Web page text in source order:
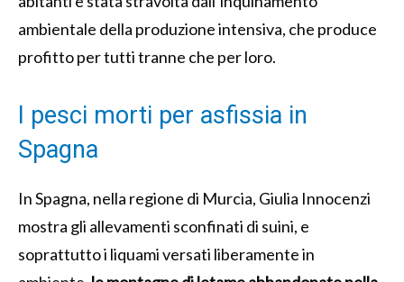
ambientale della produzione intensiva, che produce
profitto per tutti tranne che per loro.
I pesci morti per asfissia in
Spagna
In Spagna, nella regione di Murcia, Giulia Innocenzi
mostra gli allevamenti sconfinati di suini, e
soprattutto i liquami versati liberamente in